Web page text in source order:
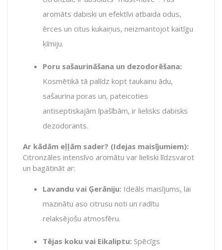
aromāts dabiski un efektīvi atbaida odus,
ērces un citus kukaiņus, neizmantojot kaitīgu
ķīmiju.
Poru sašaurināšana un dezodorēšana:
Kosmētikā tā palīdz kopt taukainu ādu,
sašaurina poras un, pateicoties
antiseptiskajām īpašībām, ir lielisks dabisks
dezodorants.
Ar kādām eļļām sader? (Idejas maisījumiem):
Citronzāles intensīvo aromātu var lieliski līdzsvarot
un bagātināt ar:
Lavandu vai Ģerāniju: Ideāls maisījums, lai
mazinātu aso citrusu noti un radītu
relaksējošu atmosfēru.
Tējas koku vai Eikaliptu: Spēcīgs